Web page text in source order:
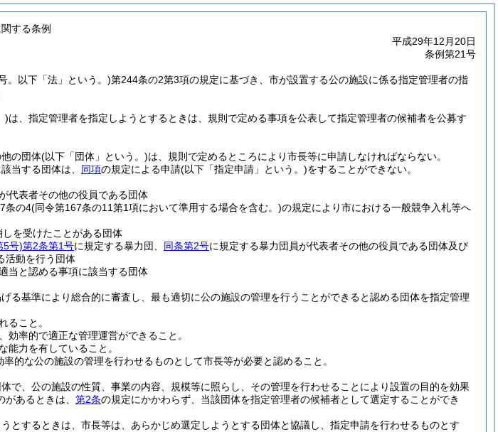
する条例
平成29年12月20日
条例第21号
。以下「法」という。)第244条の2第3項の規定に基づき、市が設置する公の施設に係る指定管理者の指
)は、指定管理者を指定しようとするときは、規則で定める事項を公表して指定管理者の候補者を公募す
の団体(以下「団体」という。)は、規則で定めるところにより市長等に申請しなければならない。
当する団体は、 同項の規定による申請(以下「指定申請」という。)をすることができない。
代表者その他の役員である団体
条の4(同令第167条の11第1項において準用する場合を含む。)の規定により市における一般競争入札等へ
を受けたことがある団体
5号)第2条第1号に規定する暴力団、 同条第2号に規定する暴力団員が代表者その他の役員である団体及び
活動を行う団体
当と認める事項に該当する団体
る基準により総合的に審査し、最も適切に公の施設の管理を行うことができると認める団体を指定管理
ること。
率的で適正な管理運営ができること。
能力を有していること。
的な公の施設の管理を行わせるものとして市長等が必要と認めること。
で、公の施設の性質、事業の内容、規模等に照らし、その管理を行わせることにより設置の目的を効果
あるときは、 第2条の規定にかかわらず、当該団体を指定管理者の候補者として選定することができ
とするときは、市長等は、あらかじめ選定しようとする団体と協議し、指定申請を行わせるものとす